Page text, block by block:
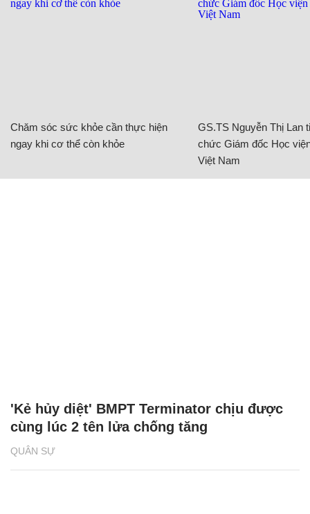
Chăm sóc sức khỏe cần thực hiện
ngay khi cơ thể còn khỏe
GS.TS Nguyễn Thị Lan
chức Giám đốc Học
Việt Nam
QUÂN SỰ
'Kẻ hủy diệt' BMPT Terminator chịu được
cùng lúc 2 tên lửa chống tăng